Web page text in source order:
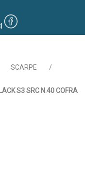
SCARPE /
S3 SRC N.40 COFRA